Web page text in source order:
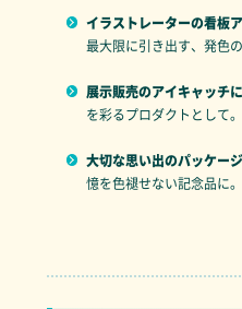
イラストレーターの看板
最大限に引き出す、発色
展示販売のアイキャッチに
を彩るプロダクトとして。
大切な思い出のパッケー
憶を色褪せない記念品に。